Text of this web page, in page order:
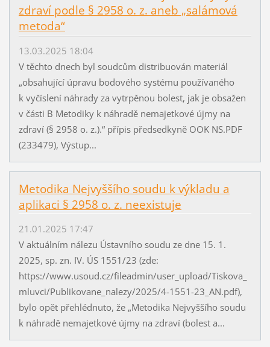
zdraví podle § 2958 o. z. aneb „salámová
metoda“
13.03.2025 18:04
V těchto dnech byl soudcům distribuován materiál
„obsahující úpravu bodového systému používaného
k vyčíslení náhrady za vytrpěnou bolest, jak je obsažen
v části B Metodiky k náhradě nemajetkové újmy na
zdraví (§ 2958 o. z.).“ přípis předsedkyně OOK NS.PDF
(233479), Výstup...
Metodika Nejvyššího soudu k výkladu a
aplikaci § 2958 o. z. neexistuje
21.01.2025 17:47
V aktuálním nálezu Ústavního soudu ze dne 15. 1.
2025, sp. zn. IV. ÚS 1551/23 (zde:
https://www.usoud.cz/fileadmin/user_upload/Tiskova_
mluvci/Publikovane_nalezy/2025/4-1551-23_AN.pdf),
bylo opět přehlédnuto, že „Metodika Nejvyššího soudu
k náhradě nemajetkové újmy na zdraví (bolest a...